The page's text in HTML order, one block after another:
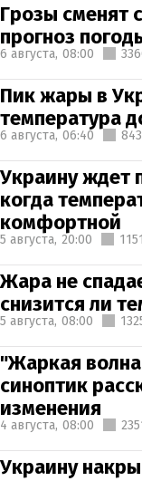
Грозы сменят
прогноз
6 августа, 08:00
Пик жары в
температура
6 августа, 06:40 843
Украину ждет
когда
комфортной
5 августа, 20:00
Жара не
снизится ли
5 августа, 08:00
"Жаркая
синоптик
изменения
4 августа, 08:00
Украину